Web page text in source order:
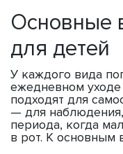
Основные
для детей
У каждого вида
ежедневном
подходят для
— для
периода, когда
в рот. К основным